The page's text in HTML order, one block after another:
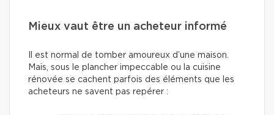
Mieux vaut être un acheteur informé
Il est normal de tomber amoureux d’une maison.
Mais, sous le plancher impeccable ou la cuisine
rénovée se cachent parfois des éléments que les
acheteurs ne savent pas repérer :